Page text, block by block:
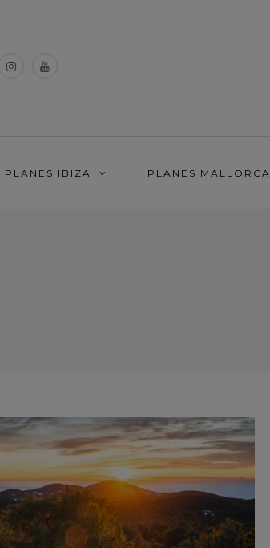
PLANES IBIZA PLANES MALLORCA